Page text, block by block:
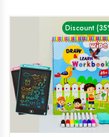
Discount